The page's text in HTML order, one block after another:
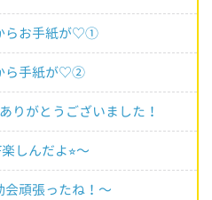
らお手紙が♡①
ら手紙が♡②
がとうございました！
しんだよ⭐︎〜
頑張ったね！〜